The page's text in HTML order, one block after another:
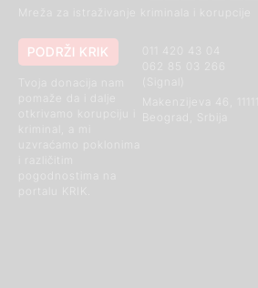
Mreža za istraživanje kriminala i korupcije
011 420 43 04
Makenzijeva 46, 11111
PODRŽI KRIK
otkrivamo korupciju i
kriminal, a mi
uzvraćamo poklonima
i različitim
pogodnostima na
portalu KRIK.